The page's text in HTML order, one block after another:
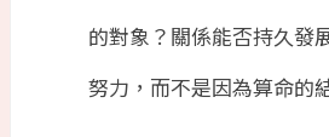
的對象？關係能否持久發
努力，而不是因為算命的